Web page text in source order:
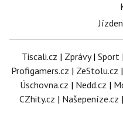
Tiscali.cz | Zprávy| Sport |
Profigamers.cz | ZeStolu.cz |
Úschovna.cz | Nedd.cz |
CZhity.cz | Našepeníze.cz |